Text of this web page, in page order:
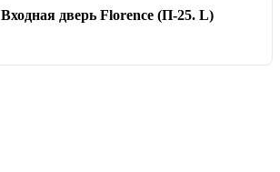
Входная дверь Florence (П-25. L)